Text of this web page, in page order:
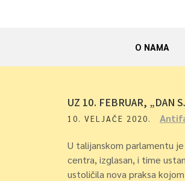
O NAMA
UZ 10. FEBRUAR, „DAN
10. VELJAČE 2020.
U talijanskom parlamentu
centra, izglasan, i time
ustoličila nova praksa